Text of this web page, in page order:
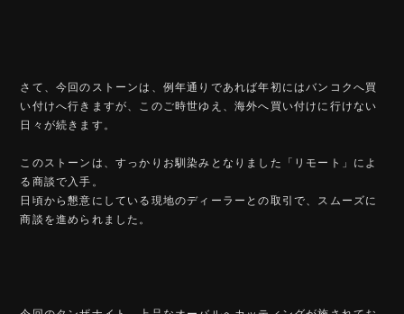
さて、今回のストーンは、例年通りであれば年初にはバンコクへ買
い付けへ行きますが、このご時世ゆえ、海外へ買い付けに行けない
日々が続きます。
このストーンは、すっかりお馴染みとなりました「リモート」によ
る商談で入手。
日頃から懇意にしている現地のディーラーとの取引で、スムーズに
商談を進められました。